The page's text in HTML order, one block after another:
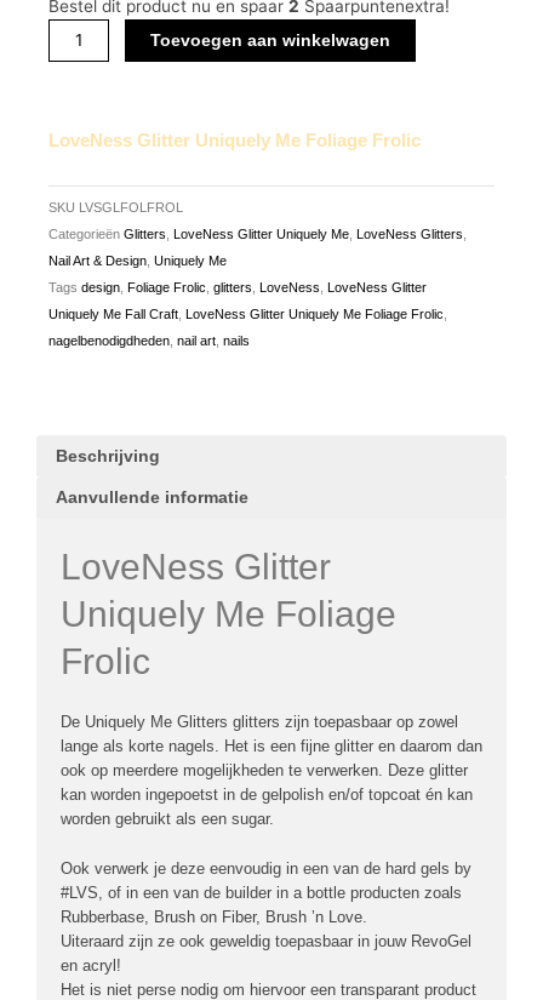
Bestel dit product nu en spaar 2 Spaarpuntenextra!
Toevoegen aan winkelwagen
LoveNess Glitter Uniquely Me Foliage Frolic
SKU LVSGLFOLFROL
Categorieën Glitters LoveNess Glitter Uniquely Me LoveNess Glitters
Nail Art & Design Uniquely Me
Tags design Foliage Frolic glitters LoveNess LoveNess Glitter
Uniquely Me Fall Craft LoveNess Glitter Uniquely Me Foliage Frolic
nagelbenodigdheden nail art nails
Beschrijving
Aanvullende informatie
LoveNess Glitter
Uniquely Me Foliage
Frolic
De Uniquely Me Glitters glitters zijn toepasbaar op zowel
lange als korte nagels. Het is een fijne glitter en daarom dan
ook op meerdere mogelijkheden te verwerken. Deze glitter
kan worden ingepoetst in de gelpolish en/of topcoat én kan
worden gebruikt als een sugar.
Ook verwerk je deze eenvoudig in een van de hard gels by
#LVS, of in een van de builder in a bottle producten zoals
Rubberbase, Brush on Fiber, Brush ’n Love.
Uiteraard zijn ze ook geweldig toepasbaar in jouw RevoGel
en acryl!
Het is niet perse nodig om hiervoor een transparant product